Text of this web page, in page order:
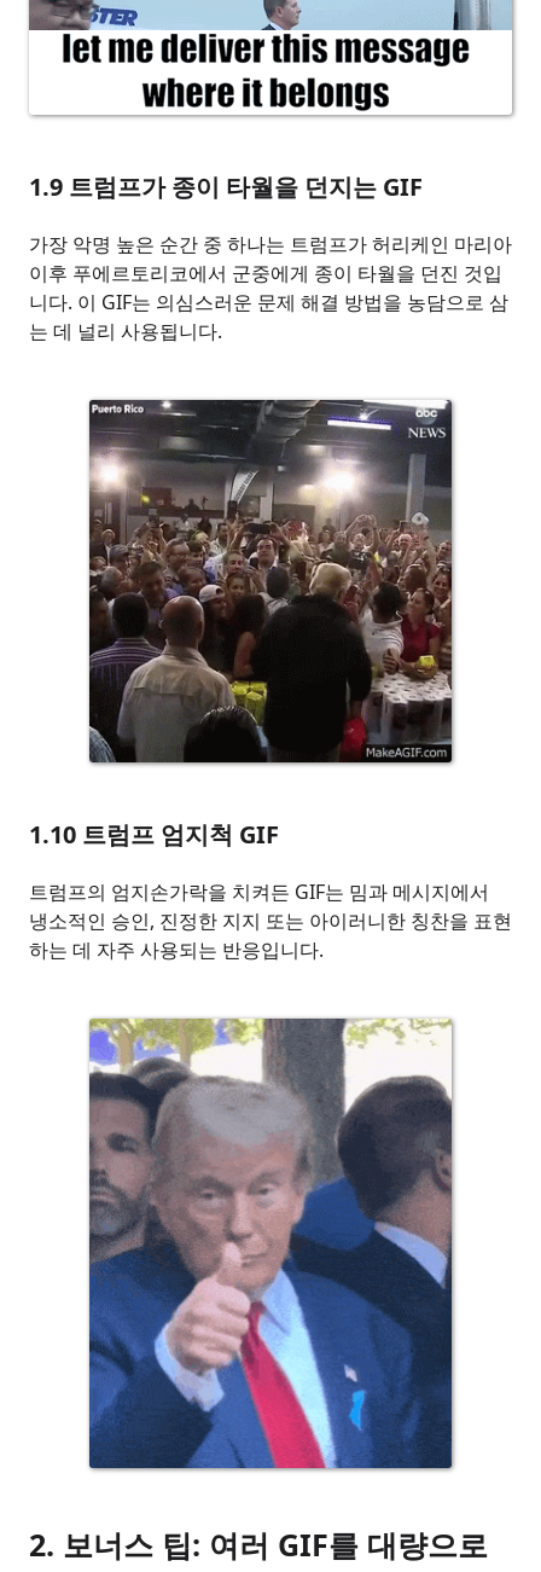
1.9 트럼프가 종이 타월을 던지는 GIF
가장 악명 높은 순간 중 하나는 트럼프가 허리케인 마리아
이후 푸에르토리코에서 군중에게 종이 타월을 던진 것입
니다. 이 GIF는 의심스러운 문제 해결 방법을 농담으로 삼
는 데 널리 사용됩니다.
1.10 트럼프 엄지척 GIF
트럼프의 엄지손가락을 치켜든 GIF는 밈과 메시지에서
냉소적인 승인, 진정한 지지 또는 아이러니한 칭찬을 표현
하는 데 자주 사용되는 반응입니다.
2. 보너스 팁: 여러 GIF를 대량으로